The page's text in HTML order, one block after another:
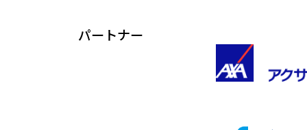
パートナー